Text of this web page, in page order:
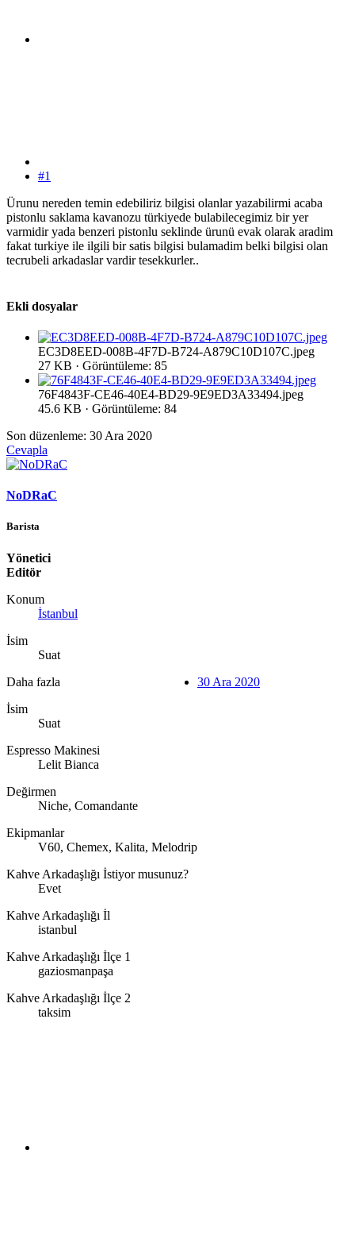
#1
Ürunu nereden temin edebiliriz bilgisi olanlar yazabilirmi acaba
pistonlu saklama kavanozu türkiyede bulabilecegimiz bir yer
varmidir yada benzeri pistonlu seklinde ürunü evak olarak aradim
fakat turkiye ile ilgili bir satis bilgisi bulamadim belki bilgisi olan
tecrubeli arkadaslar vardir tesekkurler..
Ekli dosyalar
EC3D8EED-008B-4F7D-B724-A879C10D107C.jpeg
27 KB · Görüntüleme: 85
76F4843F-CE46-40E4-BD29-9E9ED3A33494.jpeg
45.6 KB · Görüntüleme: 84
Son düzenleme: 30 Ara 2020
Cevapla
NoDRaC
Barista
Yönetici
Editör
Konum
İstanbul
İsim
Suat
Daha fazla
İsim
Suat
Espresso Makinesi
Lelit Bianca
Değirmen
Niche, Comandante
Ekipmanlar
V60, Chemex, Kalita, Melodrip
Kahve Arkadaşlığı İstiyor musunuz?
Evet
Kahve Arkadaşlığı İl
istanbul
Kahve Arkadaşlığı İlçe 1
gaziosmanpaşa
Kahve Arkadaşlığı İlçe 2
taksim
30 Ara 2020